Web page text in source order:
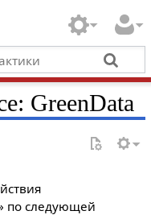
GreenData
по следующей